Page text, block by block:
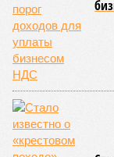
выходит, никак не
«Пока самая
поводу будущего
ничего РЖД не
дорог Армении
совершенно
Андрей
Вот только